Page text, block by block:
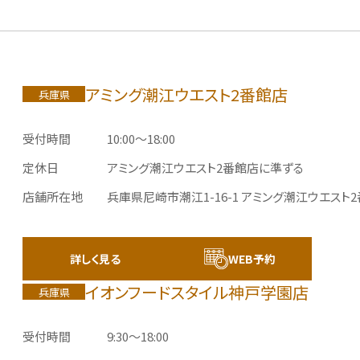
兵庫県 アミング潮江ウエスト2番館店
受付時間
10:00～18:00
定休日
アミング潮江ウエスト2番館店に準ずる
店舗所在地
兵庫県尼崎市潮江1-16-1 アミング潮江ウエスト
詳しく見る WEB予約
兵庫県 イオンフードスタイル神戸学園店
受付時間
9:30〜18:00